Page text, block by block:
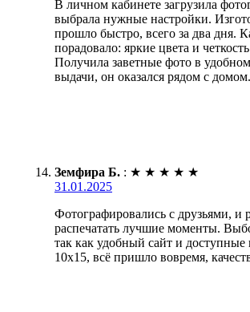
В личном кабинете загрузила
выбрала нужные настройки.
прошло быстро, всего за два дня.
порадовало: яркие цвета и
Получила заветные фото в
выдачи, он оказался рядом с домом.
Земфира Б. : ★ ★ ★ ★ ★
31.01.2025
Фотографировались с друзьями, и
распечатать лучшие моменты.
так как удобный сайт и доступные
10х15, всё пришло вовремя,